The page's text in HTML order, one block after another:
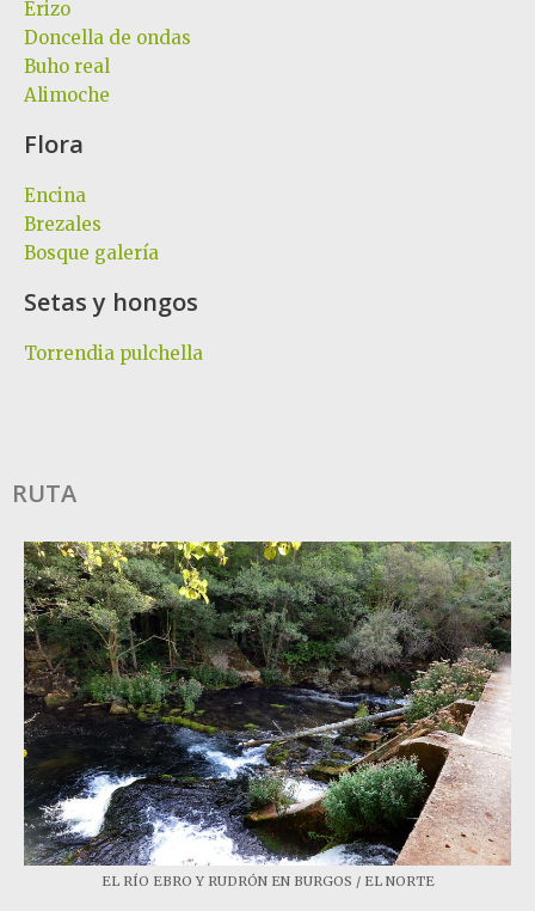
Erizo
Doncella de ondas
Buho real
Alimoche
Flora
Encina
Brezales
Bosque galería
Setas y hongos
Torrendia pulchella
RUTA
EL RÍO EBRO Y RUDRÓN EN BURGOS / EL NORTE​